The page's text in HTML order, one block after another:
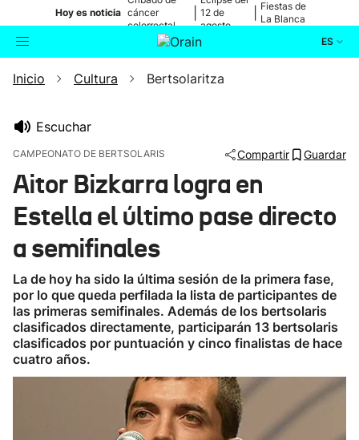
Hoy es noticia cáncer
colorrectal
12 de
agosto
Fiestas de
La Blanca
ES
Buscador Actualidad
Ikusmiran
Eguraldia
Inicio Cultura Bertsolaritza
Escuchar
CAMPEONATO DE BERTSOLARIS Compartir Guardar
Aitor Bizkarra logra en
Estella el último pase directo
a semifinales
La de hoy ha sido la última sesión de la primera fase,
por lo que queda perfilada la lista de participantes de
las primeras semifinales. Además de los bertsolaris
clasificados directamente, participarán 13 bertsolaris
clasificados por puntuación y cinco finalistas de hace
cuatro años.